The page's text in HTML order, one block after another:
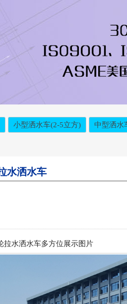
小型洒水车(2-5立方) 中型洒水
水洒水车
拉水洒水车多方位展示图片